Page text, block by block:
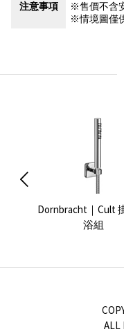
注意事項
※售價不含
※情境圖僅
Dornbracht｜Cult
浴組
ALL